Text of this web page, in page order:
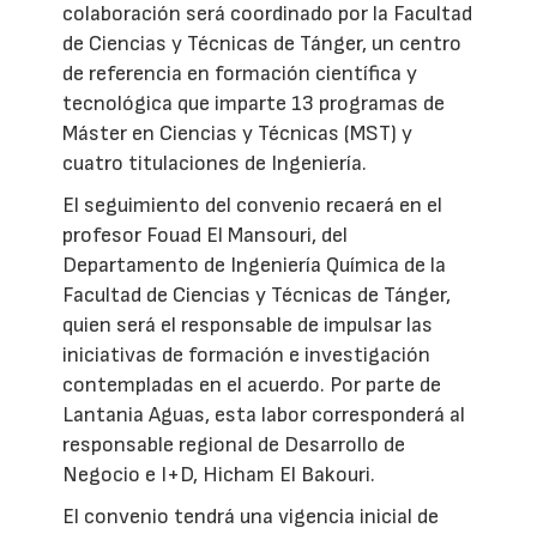
colaboración será coordinado por la Facultad
de Ciencias y Técnicas de Tánger, un centro
de referencia en formación científica y
tecnológica que imparte 13 programas de
Máster en Ciencias y Técnicas (MST) y
cuatro titulaciones de Ingeniería.
El seguimiento del convenio recaerá en el
profesor Fouad El Mansouri, del
Departamento de Ingeniería Química de la
Facultad de Ciencias y Técnicas de Tánger,
quien será el responsable de impulsar las
iniciativas de formación e investigación
contempladas en el acuerdo. Por parte de
Lantania Aguas, esta labor corresponderá al
responsable regional de Desarrollo de
Negocio e I+D, Hicham El Bakouri.
El convenio tendrá una vigencia inicial de